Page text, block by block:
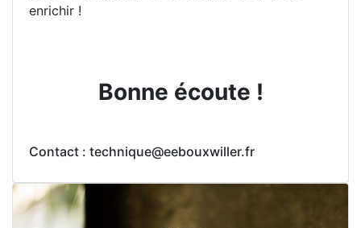
enrichir !
Bonne écoute !
Contact : technique@eebouxwiller.fr